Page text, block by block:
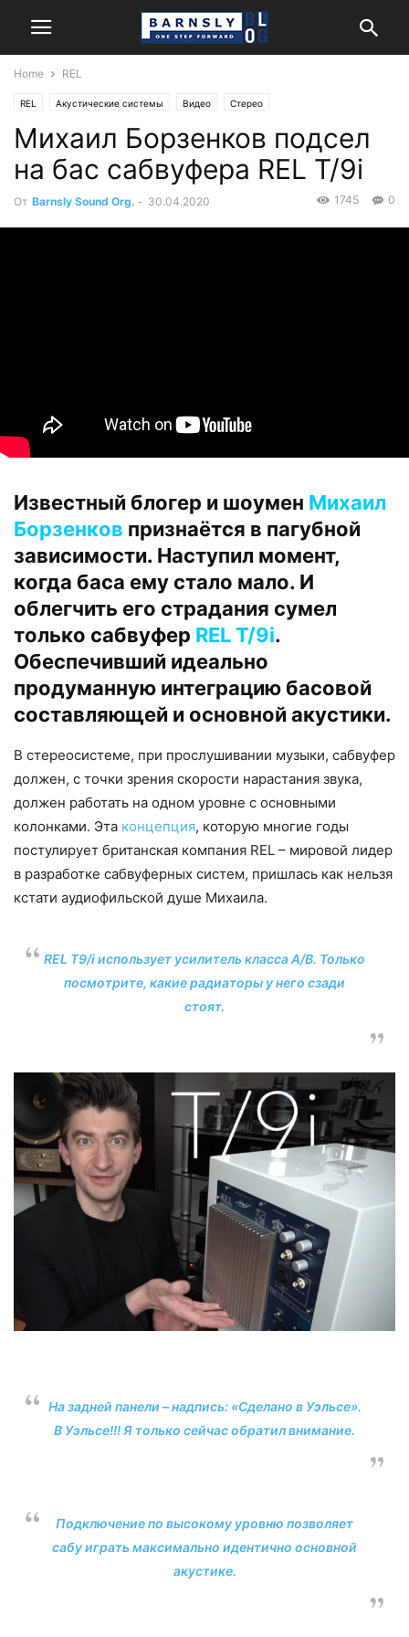
Home REL
REL Акустические системы Видео Стерео
Михаил Борзенков подсел
на бас сабвуфера REL T/9i
От Barnsly Sound Org. - 30.04.2020 0
1745
Известный блогер и шоумен Михаил
Борзенков признаётся в пагубной
зависимости. Наступил момент,
когда баса ему стало мало. И
облегчить его страдания сумел
только сабвуфер REL T/9i.
Обеспечивший идеально
продуманную интеграцию басовой
составляющей и основной акустики.
В стереосистеме, при прослушивании музыки, сабвуфер
должен, с точки зрения скорости нарастания звука,
должен работать на одном уровне с основными
колонками. Эта концепция, которую многие годы
постулирует британская компания REL – мировой лидер
в разработке сабвуферных систем, пришлась как нельзя
кстати аудиофильской душе Михаила.
REL T9/i использует усилитель класса А/В. Только
посмотрите, какие радиаторы у него сзади
стоят.
На задней панели – надпись: «Сделано в Уэльсе».
В Уэльсе!!! Я только сейчас обратил внимание.
Подключение по высокому уровню позволяет
сабу играть максимально идентично основной
акустике.